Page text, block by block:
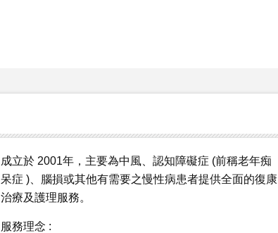
成立於 2001年，主要為中風、認知障礙症 (前稱老年痴
呆症 )、腦損或其他有需要之慢性病患者提供全面的復康
治療及護理服務。
服務理念 :